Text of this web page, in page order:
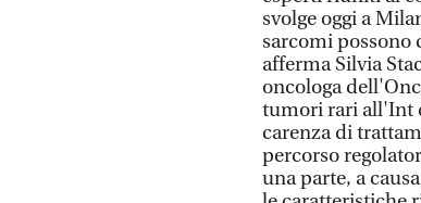
svolge oggi a
sarcomi possono
afferma Silvia
oncologa
tumori rari all'Int
carenza di
percorso
una parte, a